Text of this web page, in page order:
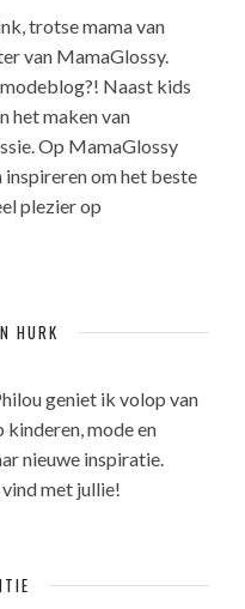
trotse mama van
van MamaGlossy.
Naast kids
het maken van
Op MamaGlossy
om het beste
plezier op
HURK
geniet ik volop van
kinderen, mode en
nieuwe inspiratie.
met jullie!